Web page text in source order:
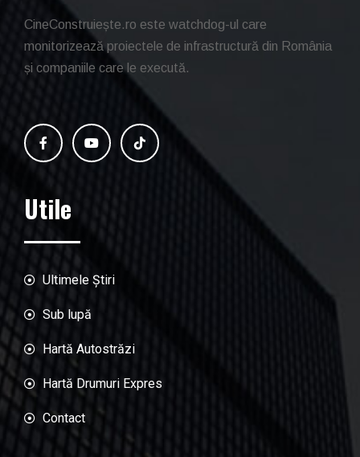
CineConstruiește.ro este watchdog-ul care
monitorizează proiectele de infrastructură din România
și companiile care le execută.
Utile
Ultimele Știri
Sub lupă
Hartă Autostrăzi
Hartă Drumuri Expres
Contact